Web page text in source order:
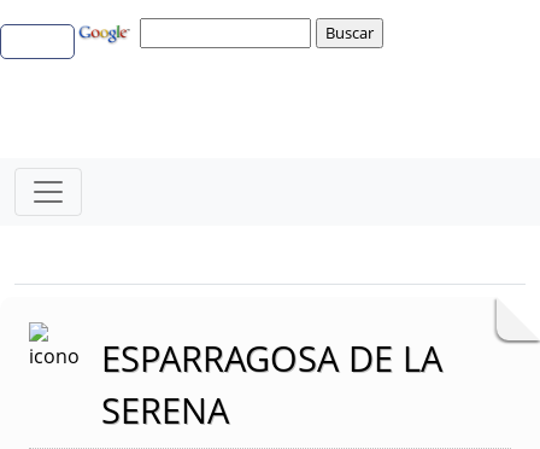
ESPARRAGOSA DE LA
SERENA